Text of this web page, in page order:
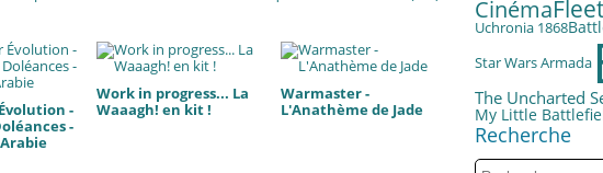
-
-
Work in progress... La
Waaagh! en kit !
Warmaster -
L'Anathème de Jade
Cinéma
Uchronia 1868
Star Wars Armada
The Uncharted
My Little
Recherche